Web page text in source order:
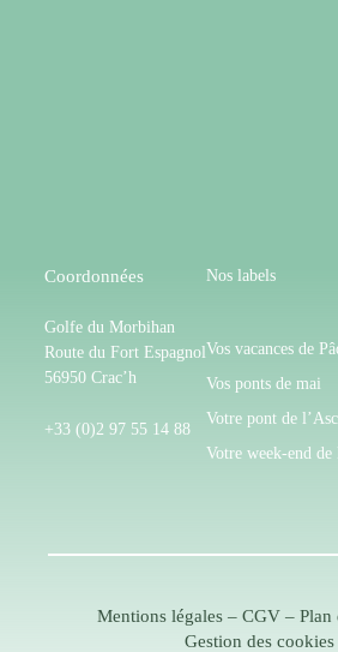
Coordonnées
Golfe du Morbihan
Route du Fort Espagnol
56950 Crac’h
+33 (0)2 97 55 14 88
Nos labels
Vos vacances de
Vos ponts de mai
Votre pont de
Votre week-end de
Mentions légales – CGV – Plan
Gestion des cookies